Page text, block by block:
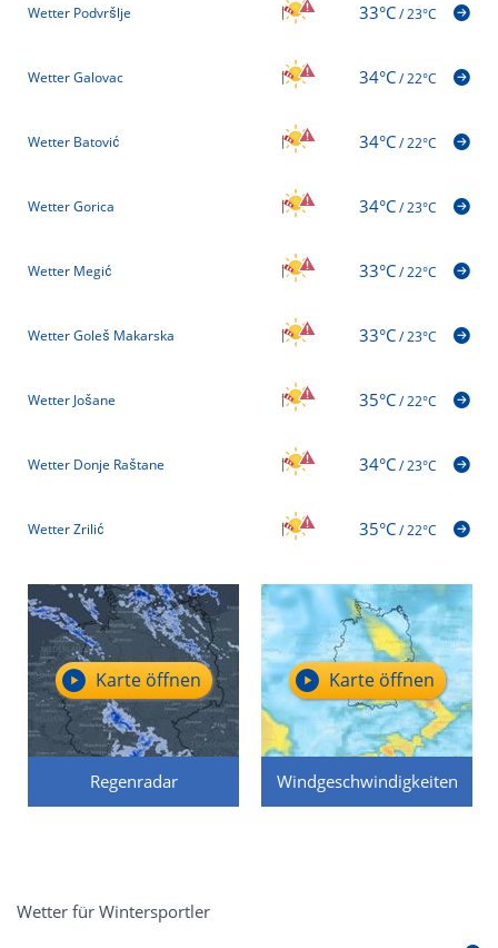
Wetter Podvršlje 33°C/23°C
Wetter Galovac 34°C/22°C
Wetter Batović 34°C/22°C
Wetter Gorica 34°C/23°C
Wetter Megić 33°C/22°C
Wetter Goleš Makarska 33°C/23°C
Wetter Jošane 35°C/22°C
Wetter Donje Raštane 34°C/23°C
Wetter Zrilić 35°C/22°C
Regenradar
Karte öffnen
Windgeschwindigkeiten
Karte öffnen
Wetter für Wintersportler